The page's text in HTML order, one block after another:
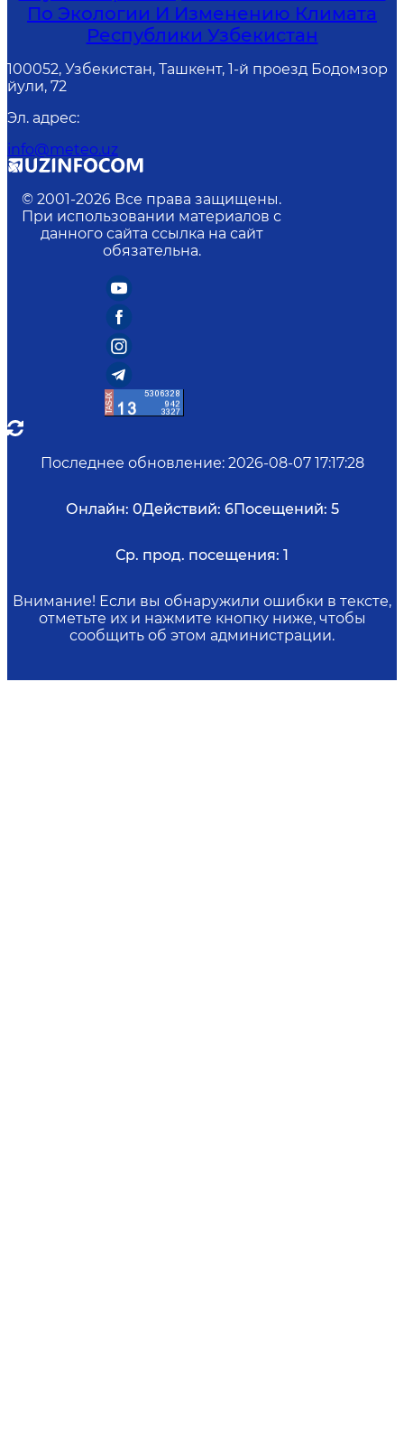
По Экологии И Изменению Климата
Республики Узбекистан
100052, Узбекистан, Ташкент, 1-й проезд Бодомзор
йули, 72
Эл. адрес:
info@meteo.uz
© 2001-2026 Все права защищены.
При использовании материалов с
данного сайта ссылка на сайт
обязательна.
Последнее обновление: 2026-08-07 17:17:28
Онлайн: 0Действий: 6Посещений: 5
Ср. прод. посещения: 1
Внимание! Если вы обнаружили ошибки в тексте,
отметьте их и нажмите кнопку ниже, чтобы
сообщить об этом администрации.